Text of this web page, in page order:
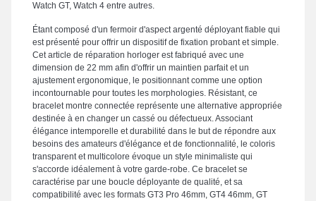
Watch GT, Watch 4 entre autres.
Étant composé d'un fermoir d'aspect argenté déployant fiable qui
est présenté pour offrir un dispositif de fixation probant et simple.
Cet article de réparation horloger est fabriqué avec une
dimension de 22 mm afin d'offrir un maintien parfait et un
ajustement ergonomique, le positionnant comme une option
incontournable pour toutes les morphologies. Résistant, ce
bracelet montre connectée représente une alternative appropriée
destinée à en changer un cassé ou défectueux. Associant
élégance intemporelle et durabilité dans le but de répondre aux
besoins des amateurs d'élégance et de fonctionnalité, le coloris
transparent et multicolore évoque un style minimaliste qui
s'accorde idéalement à votre garde-robe. Ce bracelet se
caractérise par une boucle déployante de qualité, et sa
compatibilité avec les formats GT3 Pro 46mm, GT4 46mm, GT